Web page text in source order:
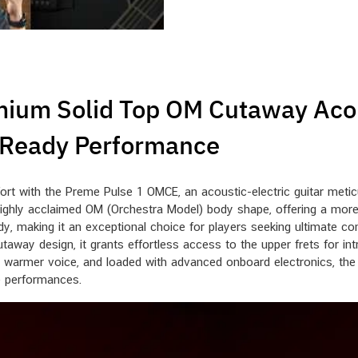
Solid Top OM Cutaway
Performance
with the Preme Pulse 1 OMCE, an acoustic-electric guitar
acclaimed OM (Orchestra Model) body shape, offering a
making it an exceptional choice for players seeking ultimate
design, it grants effortless access to the upper frets for
voice, and loaded with advanced onboard electronics,